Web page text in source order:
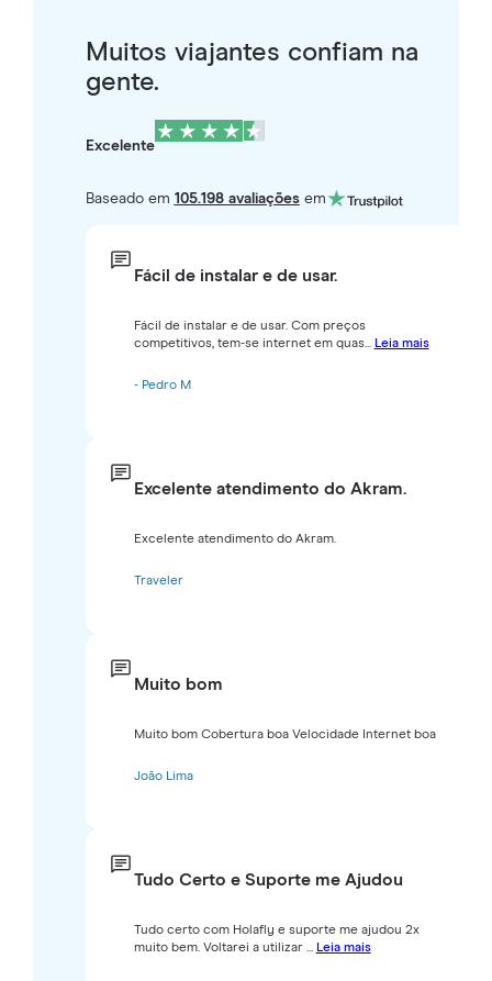
Muitos viajantes confiam na
gente.
Excelente
Baseado em 105.198 avaliaçõesem
Fácil de instalar e de usar.
Fácil de instalar e de usar. Com preços
competitivos, tem-se internet em quas... Leia mais
- Pedro M
Excelente atendimento do Akram.
Excelente atendimento do Akram.
Traveler
Muito bom
Muito bom Cobertura boa Velocidade Internet boa
João Lima
Tudo Certo e Suporte me Ajudou
Tudo certo com Holafly e suporte me ajudou 2x
muito bem. Voltarei a utilizar ... Leia mais